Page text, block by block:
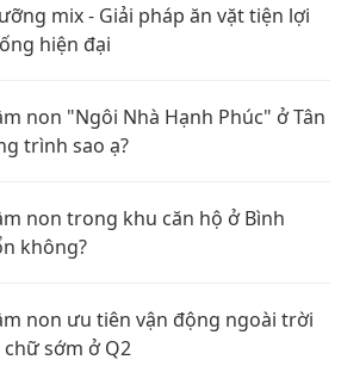
mix - Giải pháp ăn vặt tiện lợi
hiện đại
non "Ngôi Nhà Hạnh Phúc" ở Tân
trình sao ạ?
non trong khu căn hộ ở Bình
không?
non ưu tiên vận động ngoài trời
sớm ở Q2